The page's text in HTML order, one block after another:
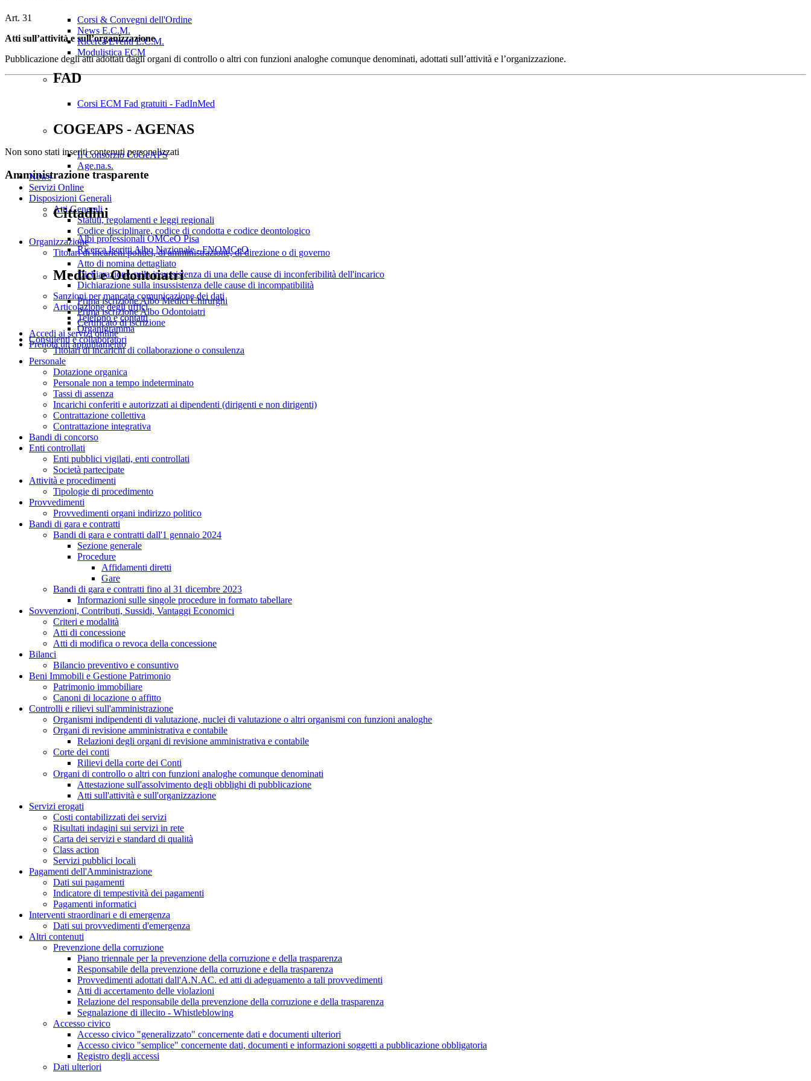
Corsi & Convegni dell'Ordine
News E.C.M.
Ricerca Eventi E.C.M.
Modulistica ECM
FAD
Corsi ECM Fad gratuiti - FadInMed
COGEAPS - AGENAS
Il Consorzio CoGeAPS
Age.na.s.
News
Servizi Online
Cittadini
Albi professionali OMCeO Pisa
Ricerca Iscritti Albo Nazionale - FNOMCeO
Medici e Odontoiatri
Prima iscrizione Albo Medici Chirurghi
Prima iscrizione Albo Odontoiatri
Certificato di iscrizione
Accedi ai servizi online
Prenota un appuntamento
Art. 31
Atti sull’attività e sull’organizzazione
Pubblicazione degli atti adottati dagli organi di controllo o altri con funzioni analoghe comunque denominati, adottati sull’attività e l’organizzazione.
Non sono stati inseriti contenuti personalizzati
Amministrazione trasparente
Disposizioni Generali
Atti Generali
Statuti, regolamenti e leggi regionali
Codice disciplinare, codice di condotta e codice deontologico
Organizzazione
Titolari di incarichi politici, di amministrazione, di direzione o di governo
Atto di nomina dettagliato
Dichiarazione sulla insussistenza di una delle cause di inconferibilità dell'incarico
Dichiarazione sulla insussistenza delle cause di incompatibilità
Sanzioni per mancata comunicazione dei dati
Articolazione degli uffici
Telefono e contatti
Organigramma
Consulenti e collaboratori
Titolari di incarichi di collaborazione o consulenza
Personale
Dotazione organica
Personale non a tempo indeterminato
Tassi di assenza
Incarichi conferiti e autorizzati ai dipendenti (dirigenti e non dirigenti)
Contrattazione collettiva
Contrattazione integrativa
Bandi di concorso
Enti controllati
Enti pubblici vigilati, enti controllati
Società partecipate
Attività e procedimenti
Tipologie di procedimento
Provvedimenti
Provvedimenti organi indirizzo politico
Bandi di gara e contratti
Bandi di gara e contratti dall'1 gennaio 2024
Sezione generale
Procedure
Affidamenti diretti
Gare
Bandi di gara e contratti fino al 31 dicembre 2023
Informazioni sulle singole procedure in formato tabellare
Sovvenzioni, Contributi, Sussidi, Vantaggi Economici
Criteri e modalità
Atti di concessione
Atti di modifica o revoca della concessione
Bilanci
Bilancio preventivo e consuntivo
Beni Immobili e Gestione Patrimonio
Patrimonio immobiliare
Canoni di locazione o affitto
Controlli e rilievi sull'amministrazione
Organismi indipendenti di valutazione, nuclei di valutazione o altri organismi con funzioni analoghe
Organi di revisione amministrativa e contabile
Relazioni degli organi di revisione amministrativa e contabile
Corte dei conti
Rilievi della corte dei Conti
Organi di controllo o altri con funzioni analoghe comunque denominati
Attestazione sull'assolvimento degli obblighi di pubblicazione
Atti sull'attività e sull'organizzazione
Servizi erogati
Costi contabilizzati dei servizi
Risultati indagini sui servizi in rete
Carta dei servizi e standard di qualità
Class action
Servizi pubblici locali
Pagamenti dell'Amministrazione
Dati sui pagamenti
Indicatore di tempestività dei pagamenti
Pagamenti informatici
Interventi straordinari e di emergenza
Dati sui provvedimenti d'emergenza
Altri contenuti
Prevenzione della corruzione
Piano triennale per la prevenzione della corruzione e della trasparenza
Responsabile della prevenzione della corruzione e della trasparenza
Provvedimenti adottati dall'A.N.AC. ed atti di adeguamento a tali provvedimenti
Atti di accertamento delle violazioni
Relazione del responsabile della prevenzione della corruzione e della trasparenza
Segnalazione di illecito - Whistleblowing
Accesso civico
Accesso civico "generalizzato" concernente dati e documenti ulteriori
Accesso civico "semplice" concernente dati, documenti e informazioni soggetti a pubblicazione obbligatoria
Registro degli accessi
Dati ulteriori